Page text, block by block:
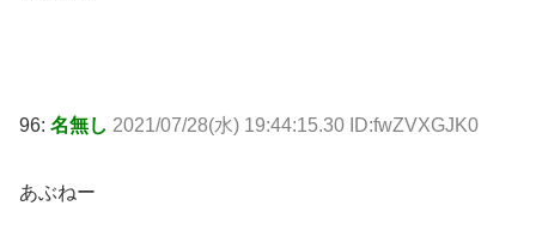
96: 名無し 2021/07/28(水) 19:44:15.30 ID:fwZVXGJK0
あぶねー